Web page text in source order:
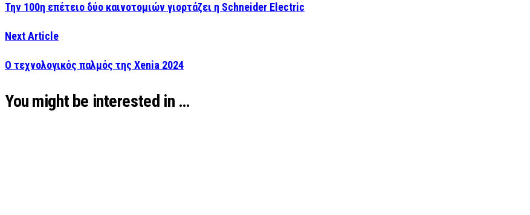
Την 100η επέτειο δύο καινοτομιών γιορτάζει η Schneider Electric
Next Article
Ο τεχνολογικός παλμός της Xenia 2024
You might be interested in …